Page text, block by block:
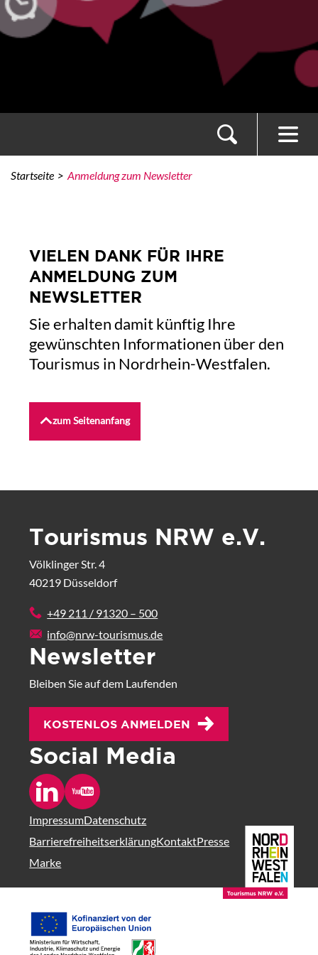
Startseite Anmeldung zum Newsletter
VIELEN DANK FÜR IHRE
ANMELDUNG ZUM
NEWSLETTER
Sie erhalten damit künftig Ihre
gewünschten Informationen über den
Tourismus in Nordrhein-Westfalen.
zum Seitenanfang
Tourismus NRW e.V.
Völklinger Str. 4
40219 Düsseldorf
+49 211 / 91320 – 500
info@nrw-tourismus.de
Newsletter
Bleiben Sie auf dem Laufenden
KOSTENLOS ANMELDEN
Social Media
ImpressumDatenschutz
BarrierefreiheitserklärungKontaktPresse
Marke